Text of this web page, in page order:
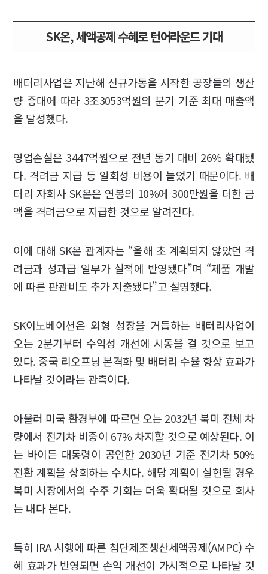
SK온, 세액공제 수혜로 턴어라운드 기대
배터리사업은 지난해 신규가동을 시작한 공장들의 생산
량 증대에 따라 3조3053억원의 분기 기준 최대 매출액
을 달성했다.
영업손실은 3447억원으로 전년 동기 대비 26% 확대됐
다. 격려금 지급 등 일회성 비용이 늘었기 때문이다. 배
터리 자회사 SK온은 연봉의 10%에 300만원을 더한 금
액을 격려금으로 지급한 것으로 알려진다.
이에 대해 SK온 관계자는 “올해 초 계획되지 않았던 격
려금과 성과급 일부가 실적에 반영됐다”며 “제품 개발
에 따른 판관비도 추가 지출됐다”고 설명했다.
SK이노베이션은 외형 성장을 거듭하는 배터리사업이
오는 2분기부터 수익성 개선에 시동을 걸 것으로 보고
있다. 중국 리오프닝 본격화 및 배터리 수율 향상 효과가
나타날 것이라는 관측이다.
아울러 미국 환경부에 따르면 오는 2032년 북미 전체 차
량에서 전기차 비중이 67% 차지할 것으로 예상된다. 이
는 바이든 대통령이 공언한 2030년 기준 전기차 50%
전환 계획을 상회하는 수치다. 해당 계획이 실현될 경우
북미 시장에서의 수주 기회는 더욱 확대될 것으로 회사
는 내다 본다.
특히 IRA 시행에 따른 첨단제조생산세액공제(AMPC) 수
혜 효과가 반영되면 손익 개선이 가시적으로 나타날 것